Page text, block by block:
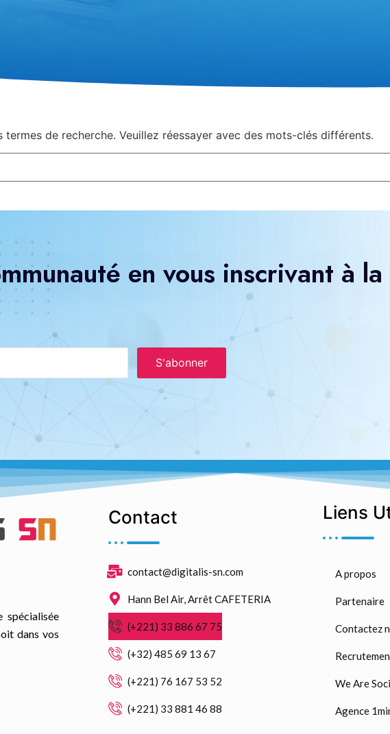
de recherche. Veuillez réessayer avec des mots-clés différents.
en vous inscrivant à la
S'abonner
spécialisée
dans vos
Contact
contact@digitalis-sn.com
Hann Bel Air, Arrêt CAFETERIA
(+221) 33 886 67 75
(+32) 485 69 13 67
(+221) 76 167 53 52
(+221) 33 881 46 88
Liens
A propos
Partenaire
Contactez
We Are
Agence